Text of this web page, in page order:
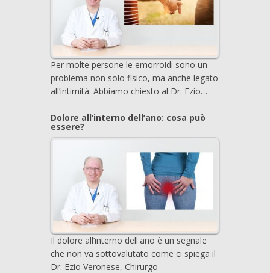
Per molte persone le emorroidi sono un
problema non solo fisico, ma anche legato
all’intimità. Abbiamo chiesto al Dr. Ezio…
Dolore all’interno dell’ano: cosa può
essere?
Il dolore all’interno dell'ano è un segnale
che non va sottovalutato come ci spiega il
Dr. Ezio Veronese, Chirurgo